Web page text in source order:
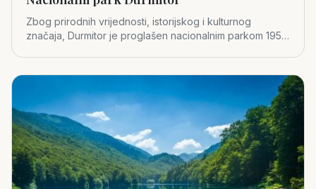
Zbog prirodnih vrijednosti, istorijskog i kulturnog
značaja, Durmitor je proglašen nacionalnim parkom 1952.